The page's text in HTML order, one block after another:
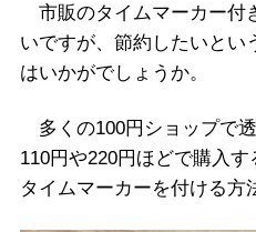
市販のタイムマーカー付
いですが、節約したいとい
はいかがでしょうか。
多くの100円ショップで
110円や220円ほどで購入
タイムマーカーを付ける方